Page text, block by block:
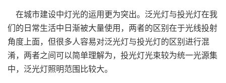
在城市建设中灯光的运用更为突出。泛光灯与投光灯在我
们的日常生活中日渐被大量使用，两者的区别在于光线投射
角度上面，但很多人容易对泛光灯与投光灯的区别进行混
淆，两者之间可以简单理解为，投光灯光束较为统一光源集
中，泛光灯照明范围比较大。